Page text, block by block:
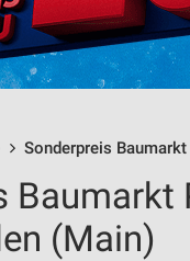
Sonderpreis
(Main)